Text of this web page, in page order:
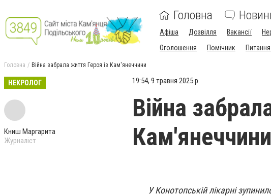
Головна
Афіша Дозвілля Вакансії
Оголошення
Помічник
Головна Війна забрала життя Героя із Кам'янеччини
НЕКРОЛОГ
Книш Маргарита
Журналіст
19:54, 9 травня 2025 р.
Війна
Кам'янеччини
У Конотопській лікарні